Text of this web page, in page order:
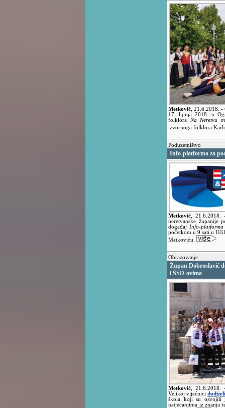
Metković ,21.6.2018.-
17. lipnja 2018. u
folklora
Na Neretvu
izvornoga folklora
Poduzetništvo
Info-platforma za
Metković 21.6.2018.
neretvanske županije
događaj Info-platforma
početkom u 9 sati u
Metkoviću.
Obrazovanje
Župan Dobroslavić
i ŠSD-ovima
Metković 21.6.2018.
Velikoj vijećnici
škola koji su osvojili
natjecanjima iz znanja